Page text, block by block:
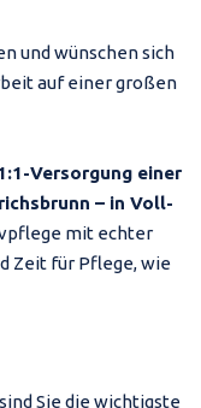
und wünschen sich
auf einer großen
Versorgung einer
– in Voll-
mit echter
Zeit für Pflege, wie
Sie die wichtigste